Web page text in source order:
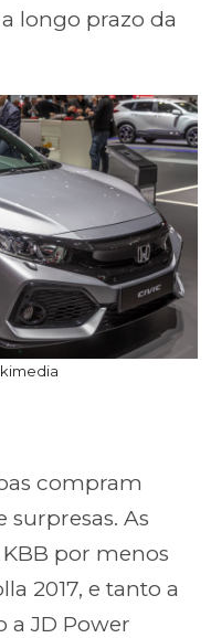
longo prazo da
compram
surpresas. As
por menos
2017, e tanto a
a JD Power